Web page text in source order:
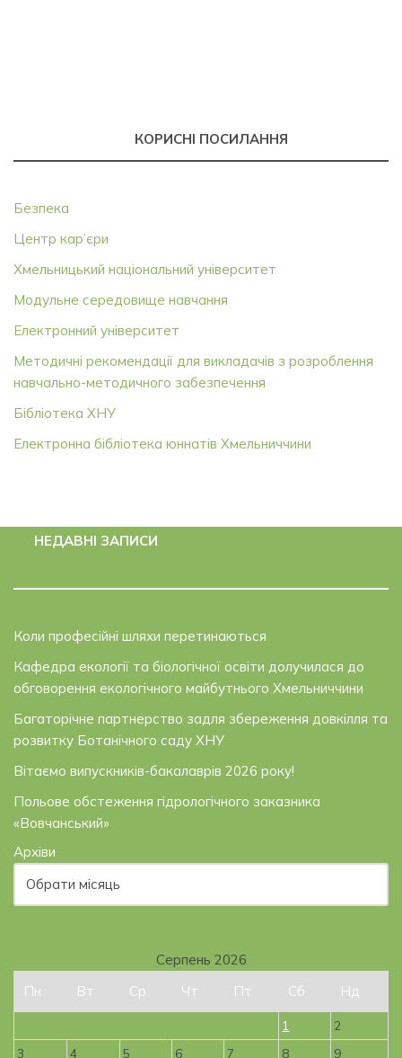
КОРИСНІ ПОСИЛАННЯ
Безпека
Центр кар’єри
Хмельницький національний університет
Модульне середовище навчання
Електронний університет
Методичні рекомендації для викладачів з розроблення
навчально-методичного забезпечення
Бібліотека ХНУ
Електронна бібліотека юннатів Хмельниччини
НЕДАВНІ ЗАПИСИ
Коли професійні шляхи перетинаються
Кафедра екології та біологічної освіти долучилася до
обговорення екологічного майбутнього Хмельниччини
Багаторічне партнерство задля збереження довкілля та
розвитку Ботанічного саду ХНУ
Вітаємо випускників-бакалаврів 2026 року!
Польове обстеження гідрологічного заказника
«Вовчанський»
Архіви
Серпень 2026
Пн
Вт Ср Чт Пт Сб Нд
1
2
3
4 5 6 7 8 9